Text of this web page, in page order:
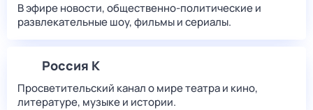
В эфире новости, общественно-политические и
развлекательные шоу, фильмы и сериалы.
Россия К
Просветительский канал о мире театра и кино,
литературе, музыке и истории.